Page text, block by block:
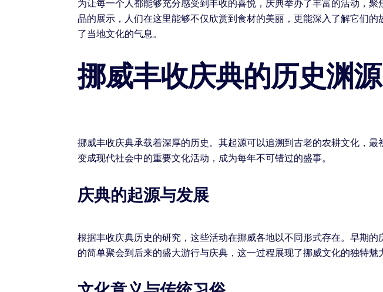
为让每一个人都能够充分感受到丰收的喜悦，庆典举办了丰富的活动，
品的展示，人们在这里能够不仅欣赏到食材的美丽，更能深入了解它们
了当地文化的气息。
挪威丰收庆典的历史渊源
挪威丰收庆典承载着深厚的历史。其起源可以追溯到古老的农耕文化，
变成现代社会中的重要文化活动，成为每年不可错过的盛事。
庆典的起源与发展
根据丰收庆典历史的研究，这些活动在挪威各地以不同形式存在。早期
的简单聚会到后来的盛大游行与庆典，这一过程展现了挪威文化的独特魅